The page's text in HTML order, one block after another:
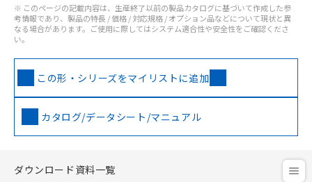
※ このページの記載内容は、生産終了以前の製品カタログに基づいて作成した参
考情報であり、製品の特長 / 価格 / 対応規格 / オプション品などについて現状と異
なる場合があります。ご使用に際してはシステム適合性や安全性をご確認くださ
い。
この形・シリーズをマイリストに追加
カタログ/データシート/マニュアル
ダウンロード資料一覧